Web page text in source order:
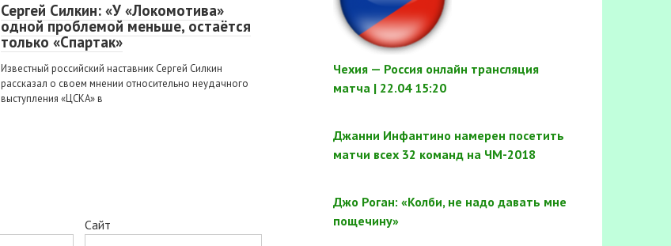
Сергей Силкин: «У «Локомотива»
одной проблемой меньше, остаётся
только «Спартак»
Известный российский наставник Сергей Силкин
рассказал о своем мнении относительно неудачного
выступления «ЦСКА» в
Сайт
Чехия — Россия онлайн трансляция
матча | 22.04 15:20
Джанни Инфантино намерен посетить
матчи всех 32 команд на ЧМ-2018
Джо Роган: «Колби, не надо давать мне
пощечину»